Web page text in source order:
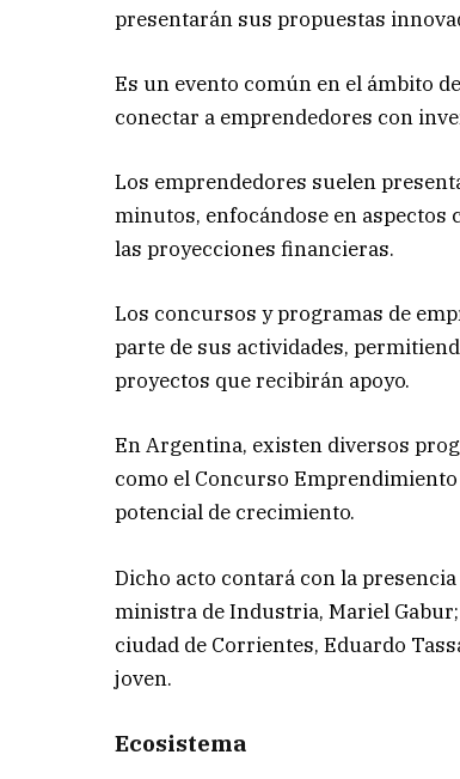
presentarán sus propuestas
Es un evento común en el ámbito
conectar a emprendedores con
Los emprendedores suelen
minutos, enfocándose en aspectos
las proyecciones financieras.
Los concursos y programas de
parte de sus actividades,
proyectos que recibirán apoyo.
En Argentina, existen diversos
como el Concurso
potencial de crecimiento.
Dicho acto contará con la
ministra de Industria, Mariel
ciudad de Corrientes, Eduardo
joven.
Ecosistema